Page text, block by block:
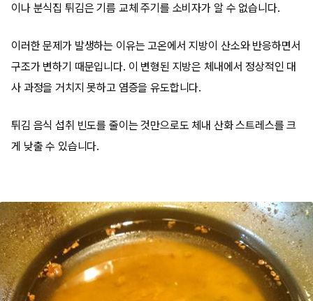
이나 분식집 튀김은 기름 교체 주기를 소비자가 알 수 없습니다.
이러한 문제가 발생하는 이유는 고온에서 지방이 산소와 반응하면서
구조가 변하기 때문입니다. 이 변형된 지방은 체내에서 정상적인 대
사 과정을 거치지 못하고 염증을 유도합니다.
튀김 음식 섭취 빈도를 줄이는 것만으로도 체내 산화 스트레스를 크
게 낮출 수 있습니다.